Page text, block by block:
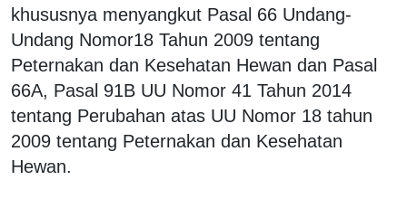
khususnya menyangkut Pasal 66 Undang-
Undang Nomor18 Tahun 2009 tentang
Peternakan dan Kesehatan Hewan dan Pasal
66A, Pasal 91B UU Nomor 41 Tahun 2014
tentang Perubahan atas UU Nomor 18 tahun
2009 tentang Peternakan dan Kesehatan
Hewan.